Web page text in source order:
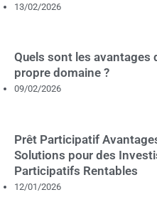
13/02/2026
Quels sont les avantages
propre domaine ?
09/02/2026
Prêt Participatif
Solutions pour des
Participatifs Rentables
12/01/2026